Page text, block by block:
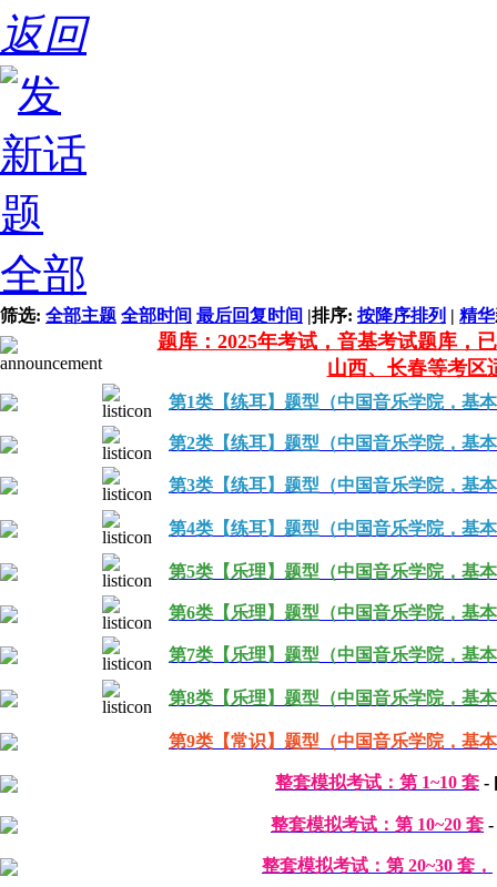
返回
全部
筛选: 全部主题 全部时间 最后回复时间 |排序: 按降序排列 | 精华
题库：2025年考试，音基考试题库，
山西、长春等考区
第1类【练耳】题型（中国音乐学院，基
第2类【练耳】题型（中国音乐学院，基
第3类【练耳】题型（中国音乐学院，基
第4类【练耳】题型（中国音乐学院，基
第5类【乐理】题型（中国音乐学院，基
第6类【乐理】题型（中国音乐学院，基
第7类【乐理】题型（中国音乐学院，基
第8类【乐理】题型（中国音乐学院，基
第9类【常识】题型（中国音乐学院，基
整套模拟考试：第 1~10 套 -
整套模拟考试：第 10~20 套
整套模拟考试：第 20~30 套，